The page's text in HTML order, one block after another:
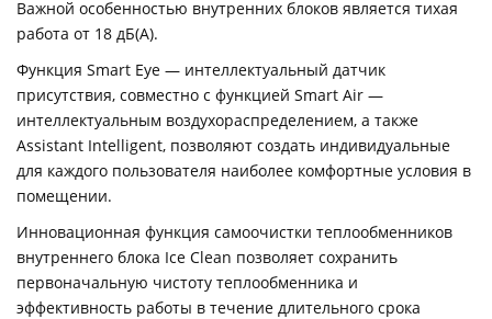
Важной особенностью внутренних блоков является тихая
работа от 18 дБ(А).
Функция Smart Eye — интеллектуальный датчик
присутствия, совместно с функцией Smart Air —
интеллектуальным воздухораспределением, а также
Assistant Intelligent, позволяют создать индивидуальные
для каждого пользователя наиболее комфортные условия в
помещении.
Инновационная функция самоочистки теплообменников
внутреннего блока Ice Clean позволяет сохранить
первоначальную чистоту теплообменника и
эффективность работы в течение длительного срока